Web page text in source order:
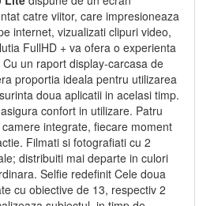
catre viitor, care impresioneaza
internet, vizualizati clipuri video,
FullHD + va ofera o experienta
un raport display-carcasa de
proportia ideala pentru utilizarea
doua aplicatii in acelasi timp.
confort in utilizare. Patru
integrate, fiecare moment
Filmati si fotografiati cu 2
distribuiti mai departe in culori
Selfie redefinit Cele doua
cu obiective de 13, respectiv 2